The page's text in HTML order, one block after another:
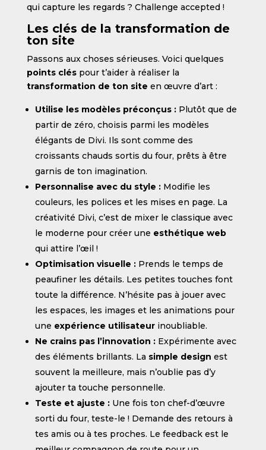
qui capture les regards ? Challenge accepted !
Les clés de la transformation de
ton site
Passons aux choses sérieuses. Voici quelques
points cléspour t’aider à réaliser la
transformation de ton site en œuvre d’art :
Utilise les modèles préconçus :Plutôt que de
partir de zéro, choisis parmi les modèles
élégants de Divi. Ils sont comme des
croissants chauds sortis du four, prêts à être
garnis de ton imagination.
Personnalise avec du style :Modifie les
couleurs, les polices et les mises en page. La
créativité Divi, c’est de mixer le classique avec
le moderne pour créer une esthétique web
qui attire l’œil !
Optimisation visuelle :Prends le temps de
peaufiner les détails. Les petites touches font
toute la différence. N’hésite pas à jouer avec
les espaces, les images et les animations pour
une expérience utilisateurinoubliable.
Ne crains pas l’innovation :Expérimente avec
des éléments brillants. La simple design est
souvent la meilleure, mais n’oublie pas d’y
ajouter ta touche personnelle.
Teste et ajuste :Une fois ton chef-d’œuvre
sorti du four, teste-le ! Demande des retours à
tes amis ou à tes proches. Le feedback est le